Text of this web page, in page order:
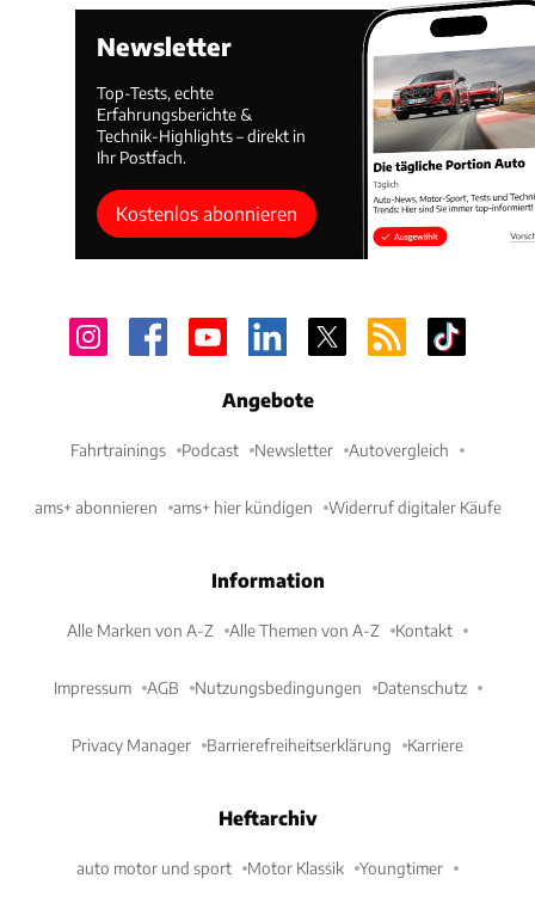
Newsletter
Top-Tests, echte
Erfahrungsberichte &
Technik-Highlights – direkt in
Ihr Postfach.
Kostenlos abonnieren
Angebote
Fahrtrainings Podcast Newsletter Autovergleich
ams+ abonnieren ams+ hier kündigen Widerruf digitaler Käufe
Information
Alle Marken von A-Z Alle Themen von A-Z Kontakt
Impressum AGB Nutzungsbedingungen Datenschutz
Privacy Manager Barrierefreiheitserklärung Karriere
Heftarchiv
auto motor und sport Motor Klassik Youngtimer